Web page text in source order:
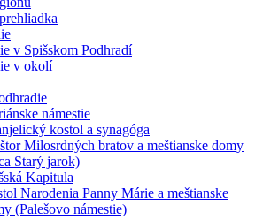
v Spišskom Podhradí
v okolí
námestie
kostol a synagóga
Milosrdných bratov a meštianske domy
Starý jarok)
Kapitula
Narodenia Panny Márie a meštianske
(Palešovo námestie)